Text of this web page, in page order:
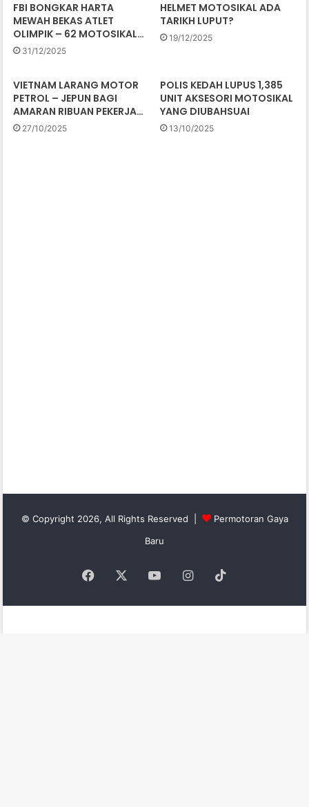
FBI BONGKAR HARTA
MEWAH BEKAS ATLET
OLIMPIK – 62 MOTOSIKAL…
31/12/2025
HELMET MOTOSIKAL ADA
TARIKH LUPUT?
19/12/2025
VIETNAM LARANG MOTOR
PETROL – JEPUN BAGI
AMARAN RIBUAN PEKERJA…
27/10/2025
POLIS KEDAH LUPUS 1,385
UNIT AKSESORI MOTOSIKAL
YANG DIUBAHSUAI
13/10/2025
© Copyright 2026, All Rights Reserved |
Permotoran Gaya
Baru
Facebook YouTubeInstagram